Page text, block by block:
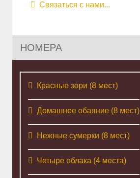
Связаться с нами...
НОМЕРА
Красные зори (8 мест)
Домашнее обаяние (8 мест)
Нежные сумерки (8 мест)
Четыре облака (4 места)